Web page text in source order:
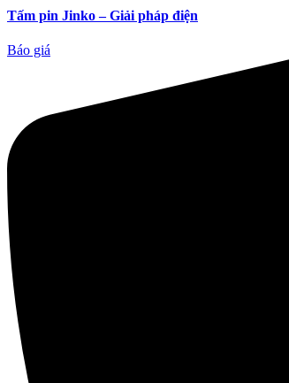
Tấm pin Jinko – Giải pháp điện
Báo giá